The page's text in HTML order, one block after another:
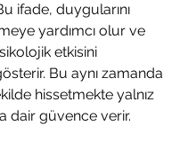
ifade, duygularını
yardımcı olur ve
etkisini
gösterir. Bu aynı zamanda
hissetmekte yalnız
dair güvence verir.